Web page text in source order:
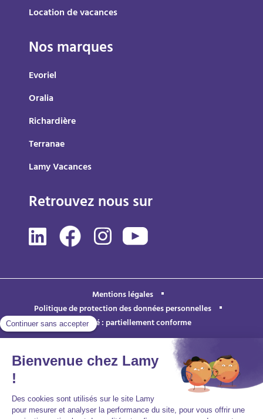
Location de vacances
Nos marques
Evoriel
Oralia
Richardière
Terranae
Lamy Vacances
Retrouvez nous sur
Mentions légales
Politique de protection des données personnelles
Accessibilité : partiellement conforme